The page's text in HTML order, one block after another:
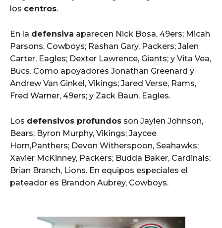
los centros.
En la defensiva aparecen Nick Bosa, 49ers; Micah
Parsons, Cowboys; Rashan Gary, Packers; Jalen
Carter, Eagles; Dexter Lawrence, Giants; y Vita Vea,
Bucs. Como apoyadores Jonathan Greenard y
Andrew Van Ginkel, Vikings; Jared Verse, Rams,
Fred Warner, 49ers; y Zack Baun, Eagles.
Los defensivos profundos son Jaylen Johnson,
Bears; Byron Murphy, Vikings; Jaycee
Horn,Panthers; Devon Witherspoon, Seahawks;
Xavier McKinney, Packers; Budda Baker, Cardinals;
Brian Branch, Lions. En equipos especiales el
pateador es Brandon Aubrey, Cowboys.